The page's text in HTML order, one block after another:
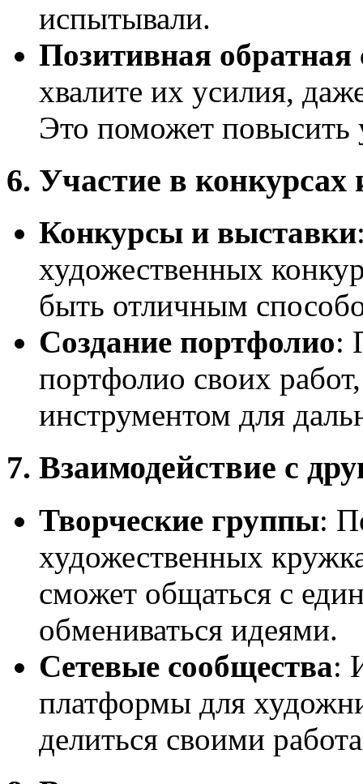
испытывали.
Позитивная обратная
хвалите их усилия,
Это поможет повысить
6. Участие в конкурсах
Конкурсы и выставки
художественных
быть отличным
Создание портфолио:
портфолио своих
инструментом для
7. Взаимодействие с
Творческие группы:
художественных
сможет общаться с
обмениваться идеями.
Сетевые сообщества:
платформы для
делиться своими